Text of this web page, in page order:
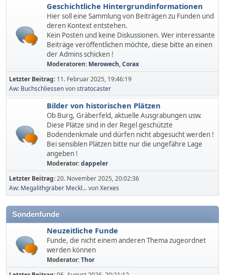
Geschichtliche Hintergrundinformationen
Hier soll eine Sammlung von Beiträgen zu Funden und
deren Kontext entstehen.
Kein Posten und keine Diskussionen. Wer interessante
Beiträge veröffentlichen möchte, diese bitte an einen
der Admins schicken !
Moderatoren: Merowech,Corax
Letzter Beitrag: 11. Februar 2025, 19:46:19
Aw: Buchschliessenvonstratocaster
Bilder von historischen Plätzen
Ob Burg, Gräberfeld, aktuelle Ausgrabungen usw.
Diese Plätze sind in der Regel geschützte
Bodendenkmale und dürfen nicht abgesucht werden !
Bei sensiblen Plätzen bitte nur die ungefähre Lage
angeben !
Moderator:dappeler
Letzter Beitrag:20. November 2025, 20:02:36
Aw: Megalithgräber Meckl...vonXerxes
Sondenfunde
Neuzeitliche Funde
Funde, die nicht einem anderen Thema zugeordnet
werden können
Moderator:Thor